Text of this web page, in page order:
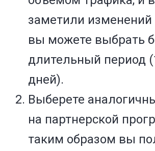
заметили изменений
вы можете выбрать
длительный период
дней).
Выберете
на партнерской
таким образом вы